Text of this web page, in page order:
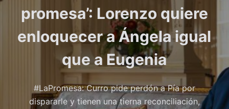
promesa’: Lorenzo quiere
enloquecer a Ángela igual
que a Eugenia
#LaPromesa: Curro pide perdón a Pía por
dispararle y tienen una tierna reconciliación,